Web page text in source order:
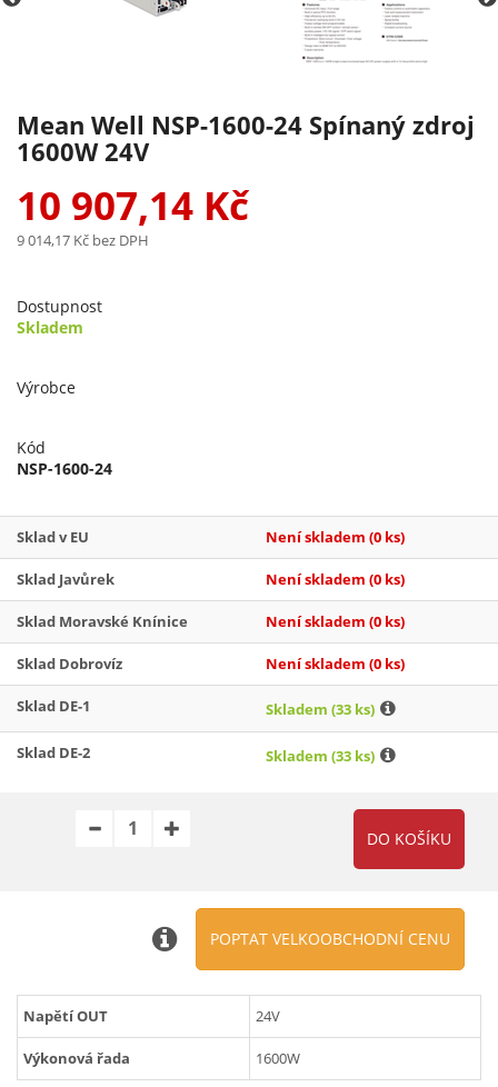
Mean Well NSP-1600-24 Spínaný zdroj
1600W 24V
10 907,14 Kč
9 014,17 Kč bez DPH
Dostupnost
Skladem
Výrobce
Kód
NSP-1600-24
Sklad v EU Není skladem (0 ks)
Sklad Javůrek Není skladem (0 ks)
Sklad Moravské Knínice Není skladem (0 ks)
Sklad Dobrovíz Není skladem (0 ks)
Sklad DE-1 Skladem (33 ks)
Sklad DE-2 Skladem (33 ks)
POPTAT VELKOOBCHODNÍ CENU
Napětí OUT 24V
Výkonová řada 1600W